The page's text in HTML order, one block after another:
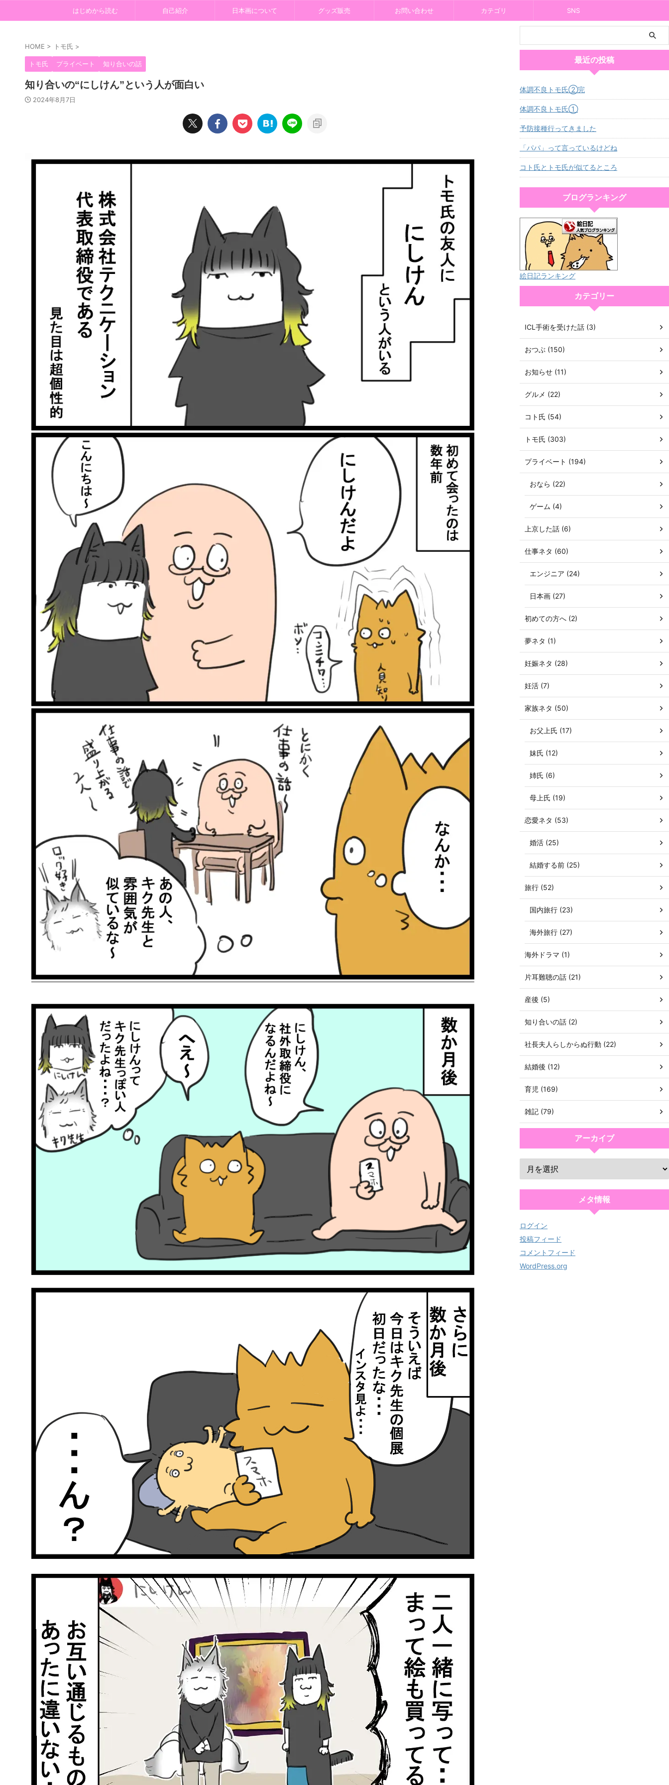
はじめから読む 自己紹介 日本画について グッズ販売 お問い合わせ カテゴリ SNS
HOME > トモ氏 >
トモ氏 プライベート 知り合いの話
知り合いの“にしけん”という人が面白い
2024年8月7日
最近の投稿
体調不良トモ氏②完
体調不良トモ氏①
予防接種行ってきました
「パパ」って言っているけどね
コト氏とトモ氏が似てるところ
ブログランキング
絵日記ランキング
カテゴリー
ICL手術を受けた話 (3)
おつぶ (150)
お知らせ (11)
グルメ (22)
コト氏 (54)
トモ氏 (303)
プライベート (194)
おなら (22)
ゲーム (4)
上京した話 (6)
仕事ネタ (60)
エンジニア (24)
日本画 (27)
初めての方へ (2)
夢ネタ (1)
妊娠ネタ (28)
妊活 (7)
家族ネタ (50)
お父上氏 (17)
妹氏 (12)
姉氏 (6)
母上氏 (19)
恋愛ネタ (53)
婚活 (25)
結婚する前 (25)
旅行 (52)
国内旅行 (23)
海外旅行 (27)
海外ドラマ (1)
片耳難聴の話 (21)
産後 (5)
知り合いの話 (2)
社長夫人らしからぬ行動 (22)
結婚後 (12)
育児 (169)
雑記 (79)
アーカイブ
メタ情報
ログイン
投稿フィード
コメントフィード
WordPress.org